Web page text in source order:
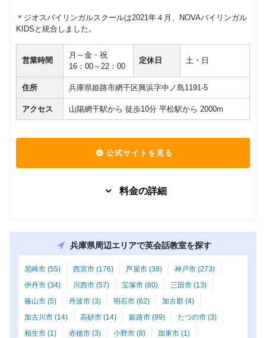
＊ジオスバイリンガルスクールは2021年４月、NOVAバイリンガル
KIDSと統合しました。
営業時間
月～金・祝
16：00～22：00
定休日 土・日
住所 兵庫県姫路市網干区興浜字中ノ島1191-5
アクセス 山陽網干駅から 徒歩10分 平松駅から 2000m
公式サイトを見る
料金の詳細
7,480
回数：4 / 1セッション40分
Class5 小学生
グループレッスン 子供向け
8,000
回数：4 / 1セッション40分
グループレッスン 子供向け
兵庫県周辺エリアで英会話教室を探す
尼崎市 (55) 西宮市 (176) 芦屋市 (38)
神戸市 (273)
伊丹市 (34)
川西市 (57) 宝塚市 (80)
三田市 (13)
篠山市 (5)
丹波市 (3) 明石市 (62)
加古郡 (4)
加古川市 (14)
高砂市 (14) 姫路市 (99)
たつの市 (3)
相生市 (1)
赤穂市 (3) 小野市 (8)
加東市 (1)